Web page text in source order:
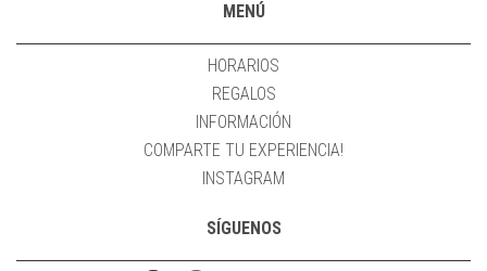
MENÚ
HORARIOS
REGALOS
INFORMACIÓN
COMPARTE TU EXPERIENCIA!
INSTAGRAM
SÍGUENOS